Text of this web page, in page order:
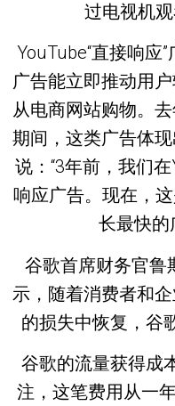
过电视机观
YouTube“直接响应
广告能立即推动用
从电商网站购物。
期间，这类广告体
说：“3年前，我们
响应广告。现在，
长最快的
谷歌首席财务官鲁
示，随着消费者和
的损失中恢复，谷
谷歌的流量获得成
注，这笔费用从一